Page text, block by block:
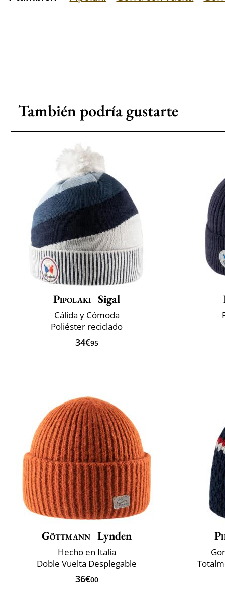
También podría gustarte
Pipolaki Sigal
Cálida y Cómoda
Poliéster reciclado
34€95
Göttmann Lynden
Hecho en Italia
Doble Vuelta Desplegable
36€00